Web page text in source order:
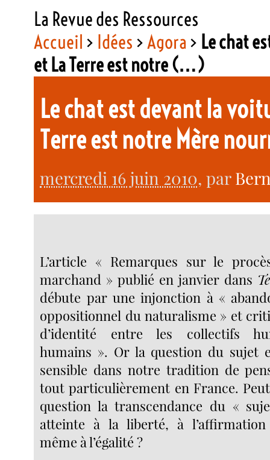
La Revue des Ressources
Accueil > Idées >Agora > Le chat
et La Terre est notre (…)
Le chat est devant la
Terre est notre Mère
mercredi 16 juin 2010, par
L’article « Remarques sur le
marchand » publié en janvier dans
débute par une injonction à «
oppositionnel du naturalisme » et
d’identité entre les collectifs
humains ». Or la question du sujet
sensible dans notre tradition de
tout particulièrement en France.
question la transcendance du «
atteinte à la liberté, à
même à l’égalité ?